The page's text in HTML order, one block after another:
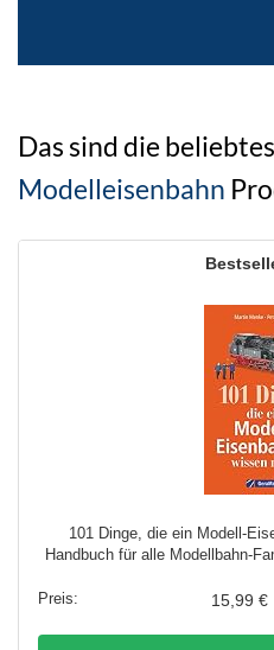
Das sind die
Modelleisenbahn
101 Dinge, die ein Modell-
Handbuch für alle Modellbahn-
15,99 €